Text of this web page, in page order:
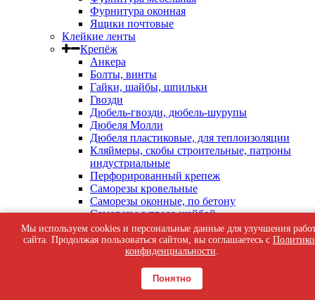
Фурнитура оконная
Ящики почтовые
Клейкие ленты
Крепёж
Анкера
Болты, винты
Гайки, шайбы, шпильки
Гвозди
Дюбель-гвозди, дюбель-шурупы
Дюбеля Молли
Дюбеля пластиковые, для теплоизоляции
Кляймеры, скобы строительные, патроны
индустриальные
Перфорированный крепеж
Саморезы кровельные
Саморезы оконные, по бетону
Саморезы с пресс-шайбой
Саморезы черные
Такелаж
Тросы, цепи
Шурупы с шестигранной головкой, с
кольцом, с крюком
Мы используем cookies и персональные данные для улучшения
сайта. Продолжая пользоваться сайтом, вы соглашаетесь с
конфиденциальности.
Понятно